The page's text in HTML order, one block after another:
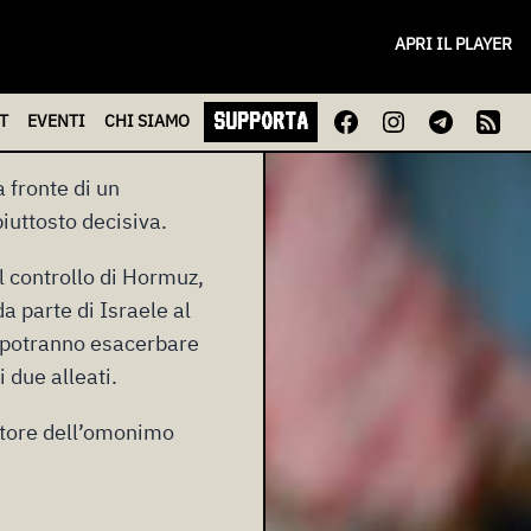
APRI IL PLAYER
EVENTI CHISIAMO SUPPORTA
facendo il giro del
fronte di un
decisiva.
controllo di Hormuz,
parte di Israele al
esacerbare
due alleati.
dell’omonimo